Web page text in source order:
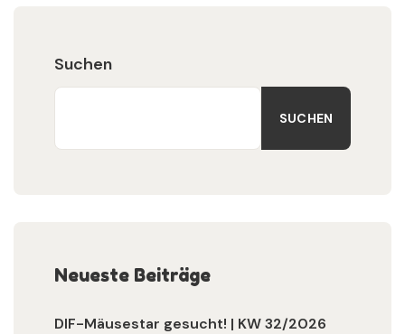
Suchen
SUCHEN
Neueste Beiträge
DIF-Mäusestar gesucht! | KW 32/2026